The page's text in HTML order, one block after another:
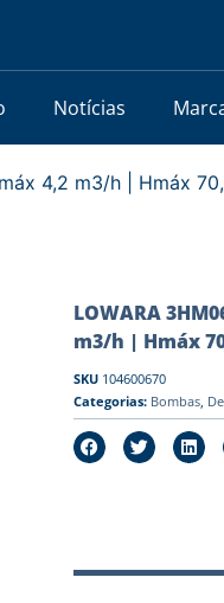
Notícias
4,2 m3/h | Hmáx
LOWARA
m3/h | Hmáx
SKU 104600670
Categorias: Bombas,